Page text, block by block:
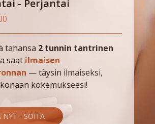
- Perjantai
tahansa 2 tunnin tantrinen
saat ilmaisen
— täysin ilmaiseksi,
kokemukseesi!
NYT - SOITA